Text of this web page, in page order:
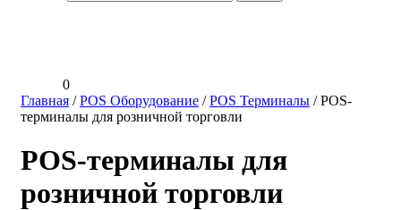
0
Главная /POS Оборудование /POS Терминалы /POS-
терминалы для розничной торговли
POS-терминалы для
розничной торговли